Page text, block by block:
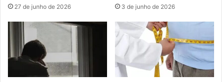
27 de junho de 2026 3 de junho de 2026